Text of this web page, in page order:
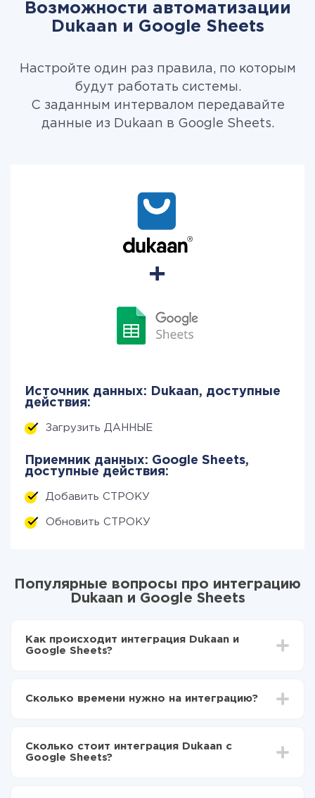
Возможности автоматизации
Dukaan и Google Sheets
Настройте один раз правила, по которым
будут работать системы.
С заданным интервалом передавайте
данные из Dukaan в Google Sheets.
Источник данных: Dukaan, доступные
действия:
Загрузить ДАННЫЕ
Приемник данных: Google Sheets,
доступные действия:
Добавить СТРОКУ
Обновить СТРОКУ
Популярные вопросы про интеграцию
Dukaan и Google Sheets
Как происходит интеграция Dukaan и
Google Sheets?
Выбираете какие данные передавать из Dukaan в
Теперь данные будут автоматически
передаваться из Dukaan в Google Sheets
Сколько времени нужно на интеграцию?
отличаться и составлять от 5-ти до 30-минут. В
среднем настройка занимает 10-15 минут.
Сколько стоит интеграция Dukaan с
Google Sheets?